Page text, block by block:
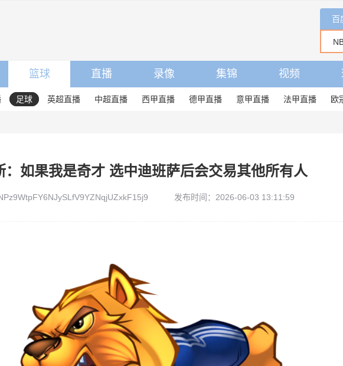
百
篮球 直播 录像 集锦 视频
足球 英超直播 中超直播 西甲直播 德甲直播 意甲直播 法甲直播 欧
：如果我是奇才 选中迪班萨后会交易其他所有人
发布时间：2026-06-03 13:11:59